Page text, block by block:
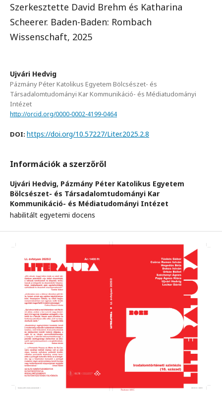
Szerkesztette David Brehm és Katharina
Scheerer. Baden-Baden: Rombach
Wissenschaft, 2025
Ujvári Hedvig
Pázmány Péter Katolikus Egyetem Bölcsészet- és
Társadalomtudományi Kar Kommunikáció- és Médiatudományi
Intézet
http://orcid.org/0000-0002-4199-0464
DOI: https://doi.org/10.57227/Liter.2025.2.8
Információk a szerzőről
Ujvári Hedvig, Pázmány Péter Katolikus Egyetem
Bölcsészet- és Társadalomtudományi Kar
Kommunikáció- és Médiatudományi Intézet
habilitált egyetemi docens